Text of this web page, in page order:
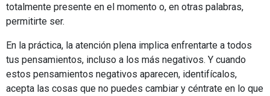
totalmente presente en el momento o, en otras palabras,
permitirte ser.
En la práctica, la atención plena implica enfrentarte a todos
tus pensamientos, incluso a los más negativos. Y cuando
estos pensamientos negativos aparecen, identifícalos,
acepta las cosas que no puedes cambiar y céntrate en lo que